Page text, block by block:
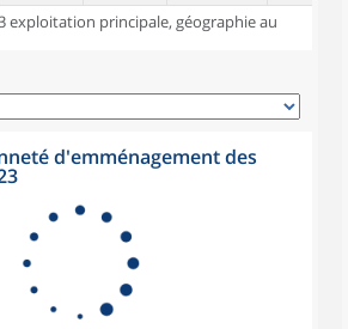
exploitation principale, géographie au
d'emménagement des